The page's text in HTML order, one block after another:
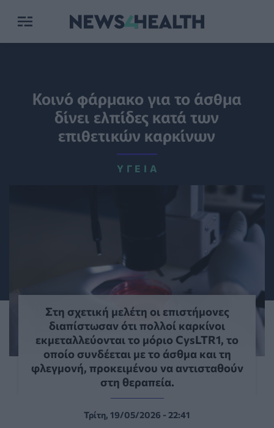
Κοινό φάρμακο για το άσθμα
δίνει ελπίδες κατά των
επιθετικών καρκίνων
ΥΓΕΊΑ
Στη σχετική μελέτη οι επιστήμονες
διαπίστωσαν ότι πολλοί καρκίνοι
εκμεταλλεύονται το μόριο CysLTR1, το
οποίο συνδέεται με το άσθμα και τη
φλεγμονή, προκειμένου να αντισταθούν
στη θεραπεία.
Τρίτη, 19/05/2026 - 22:41